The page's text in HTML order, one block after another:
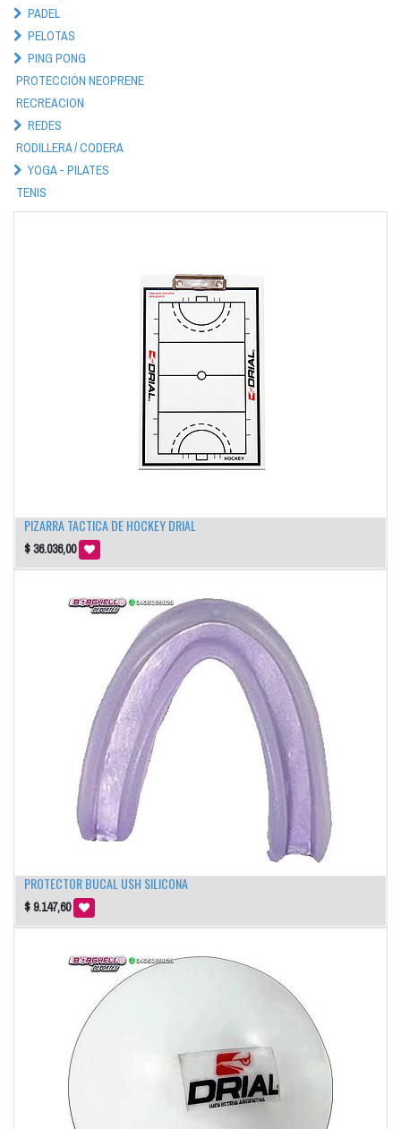
PADEL
PELOTAS
PING PONG
PROTECCIÓN NEOPRENE
RECREACION
REDES
RODILLERA / CODERA
YOGA - PILATES
TENIS
PIZARRA TACTICA DE HOCKEY DRIAL
$36.036,00
PROTECTOR BUCAL USH SILICONA
$9.147,60